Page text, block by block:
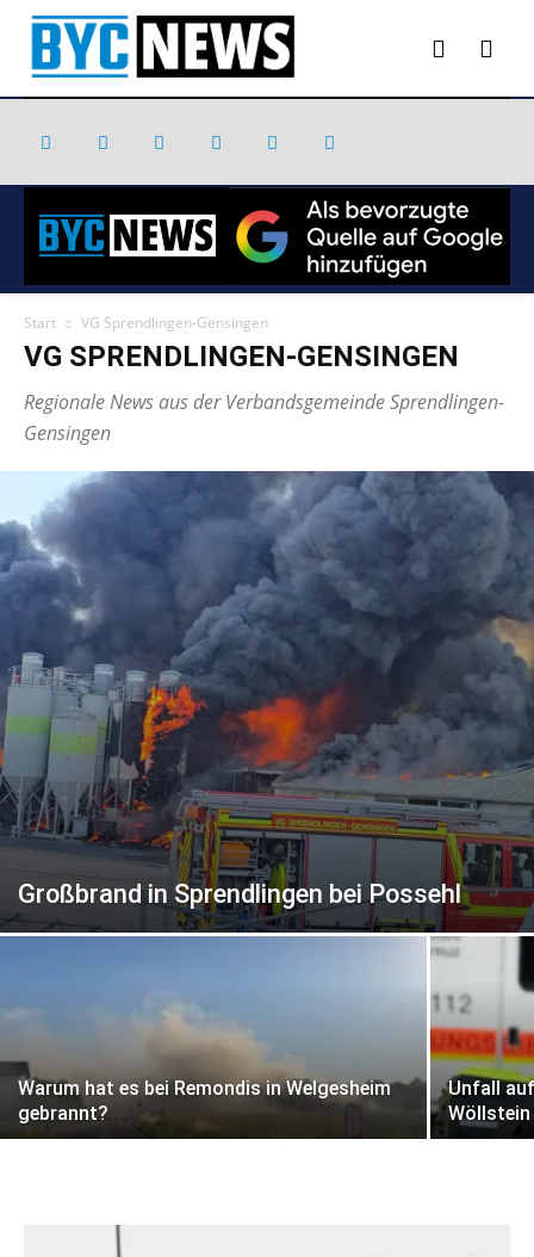
Start VG Sprendlingen-Gensingen
VG SPRENDLINGEN-GENSINGEN
Regionale News aus der Verbandsgemeinde Sprendlingen-
Gensingen
Großbrand in Sprendlingen bei Possehl
Warum hat es bei Remondis in Welgesheim
gebrannt?
Unfall
Wöllstein